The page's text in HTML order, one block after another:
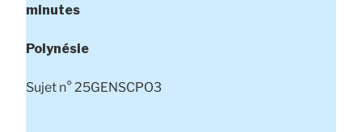
minutes
Polynésie
Sujet n° 25GENSCPO3